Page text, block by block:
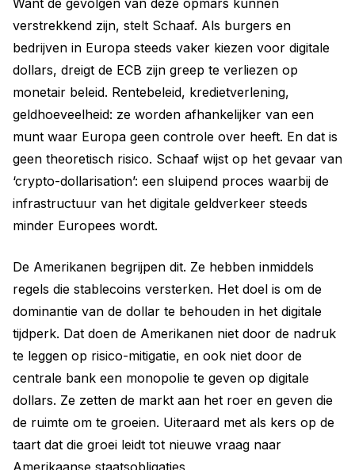
Want de gevolgen van deze opmars kunnen
verstrekkend zijn, stelt Schaaf. Als burgers en
bedrijven in Europa steeds vaker kiezen voor digitale
dollars, dreigt de ECB zijn greep te verliezen op
monetair beleid. Rentebeleid, kredietverlening,
geldhoeveelheid: ze worden afhankelijker van een
munt waar Europa geen controle over heeft. En dat is
geen theoretisch risico. Schaaf wijst op het gevaar van
‘crypto-dollarisation’: een sluipend proces waarbij de
infrastructuur van het digitale geldverkeer steeds
minder Europees wordt.
De Amerikanen begrijpen dit. Ze hebben inmiddels
regels die stablecoins versterken. Het doel is om de
dominantie van de dollar te behouden in het digitale
tijdperk. Dat doen de Amerikanen niet door de nadruk
te leggen op risico-mitigatie, en ook niet door de
centrale bank een monopolie te geven op digitale
dollars. Ze zetten de markt aan het roer en geven die
de ruimte om te groeien. Uiteraard met als kers op de
taart dat die groei leidt tot nieuwe vraag naar
Amerikaanse staatsobligaties.